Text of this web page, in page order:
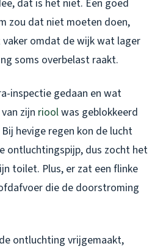
dat is het niet. Een goed
zou dat niet moeten doen,
vaker omdat de wijk wat lager
soms overbelast raakt.
inspectie gedaan en wat
zijn rioolwas geblokkeerd
hevige regen kon de lucht
ontluchtingspijp, dus zocht het
toilet. Plus, er zat een flinke
die de doorstroming
ontluchting vrijgemaakt,